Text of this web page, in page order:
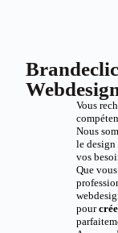
Vous
Nous
le design
vos
Que
pour